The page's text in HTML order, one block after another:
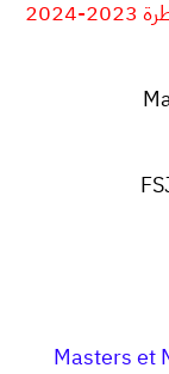
Masters et